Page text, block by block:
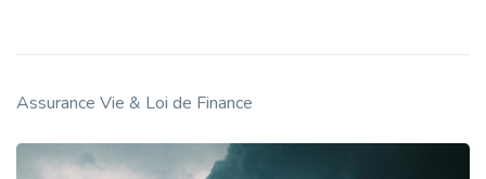
Assurance Vie & Loi de Finance